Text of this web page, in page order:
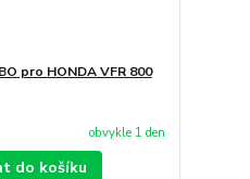
pro HONDA VFR 800
obvykle 1 den
do košíku